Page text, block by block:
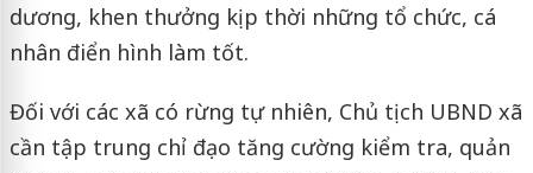
dương, khen thưởng kịp thời những tổ chức, cá
nhân điển hình làm tốt.
Đối với các xã có rừng tự nhiên, Chủ tịch UBND xã
cần tập trung chỉ đạo tăng cường kiểm tra, quản